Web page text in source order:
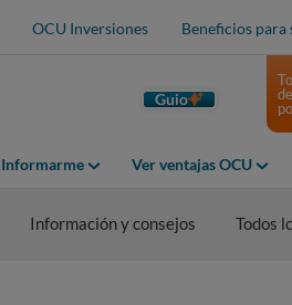
OCU Inversiones Beneficios para
Guio
Informarme Ver ventajas OCU
Información y consejos Todos